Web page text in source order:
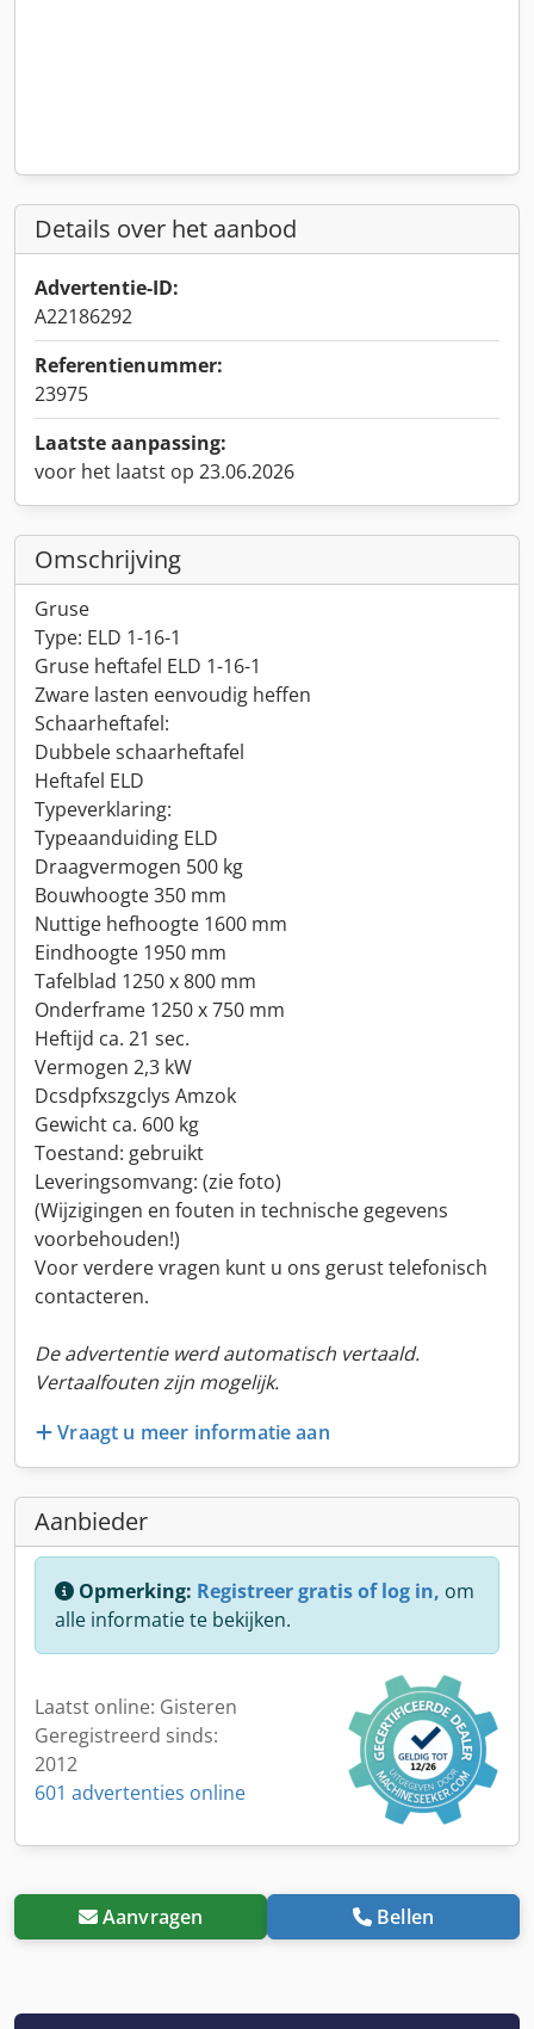
Details over het aanbod
Advertentie-ID:
A22186292
Referentienummer:
23975
Laatste aanpassing:
voor het laatst op 23.06.2026
Omschrijving
Gruse
Type: ELD 1-16-1
Gruse heftafel ELD 1-16-1
Zware lasten eenvoudig heffen
Schaarheftafel:
Dubbele schaarheftafel
Heftafel ELD
Typeverklaring:
Typeaanduiding ELD
Draagvermogen 500 kg
Bouwhoogte 350 mm
Nuttige hefhoogte 1600 mm
Eindhoogte 1950 mm
Tafelblad 1250 x 800 mm
Onderframe 1250 x 750 mm
Heftijd ca. 21 sec.
Vermogen 2,3 kW
Dcsdpfxszgclys Amzok
Gewicht ca. 600 kg
Toestand: gebruikt
Leveringsomvang: (zie foto)
(Wijzigingen en fouten in technische gegevens
voorbehouden!)
Voor verdere vragen kunt u ons gerust telefonisch
contacteren.
De advertentie werd automatisch vertaald.
Vertaalfouten zijn mogelijk.
Vraagt u meer informatie aan
Aanbieder
Opmerking: Registreer gratis of log in, om
alle informatie te bekijken.
Laatst online: Gisteren
Geregistreerd sinds:
2012
601 advertenties online
Aanvragen Bellen